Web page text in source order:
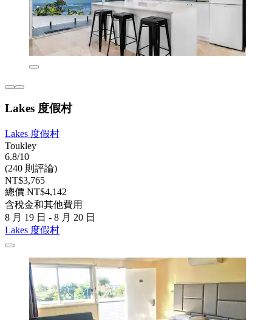
Lakes 度假村
Lakes 度假村
Toukley
6.8/10
(240 則評論)
NT$3,765
總價 NT$4,142
含稅金和其他費用
8 月 19 日 - 8 月 20 日
Lakes 度假村